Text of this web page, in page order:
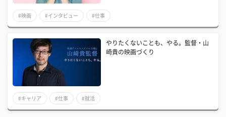
#映画 #インタビュー #仕事
やりたくないことも、やる。監督・山
崎貴の映画づくり
#キャリア #仕事 #就活